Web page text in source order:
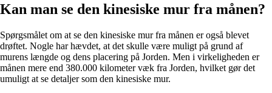
Kan man se den kinesiske mur fra månen?
Spørgsmålet om at se den kinesiske mur fra månen er også blevet
drøftet. Nogle har hævdet, at det skulle være muligt på grund af
murens længde og dens placering på Jorden. Men i virkeligheden er
månen mere end 380.000 kilometer væk fra Jorden, hvilket gør det
umuligt at se detaljer som den kinesiske mur.